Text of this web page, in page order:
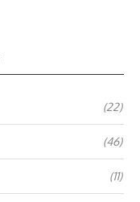
(22)
(46)
(11)